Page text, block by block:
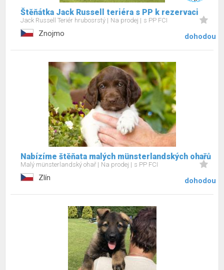
Štěňátka Jack Russell teriéra s PP k rezervaci
Jack Russell Teriér hrubosrstý Na prodej s PP FCI
Znojmo dohodou
Nabízíme štěňata malých münsterlandských ohařů
Malý münsterlandský ohař Na prodej s PP FCI
Zlín dohodou